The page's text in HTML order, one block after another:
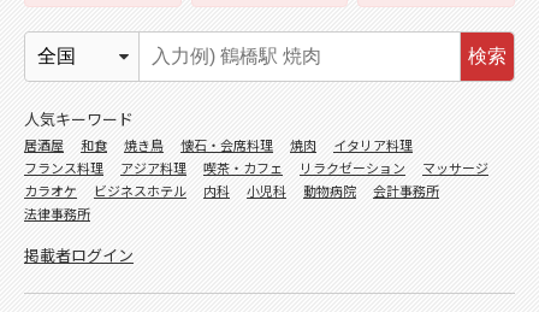
検索
人気キーワード
居酒屋 和食 焼き鳥 懐石・会席料理 焼肉
イタリア料理
フランス料理
アジア料理 喫茶・カフェ リラクゼーション
マッサージ
カラオケ
ビジネスホテル 内科 小児科 動物病院
会計事務所
法律事務所
掲載者ログイン